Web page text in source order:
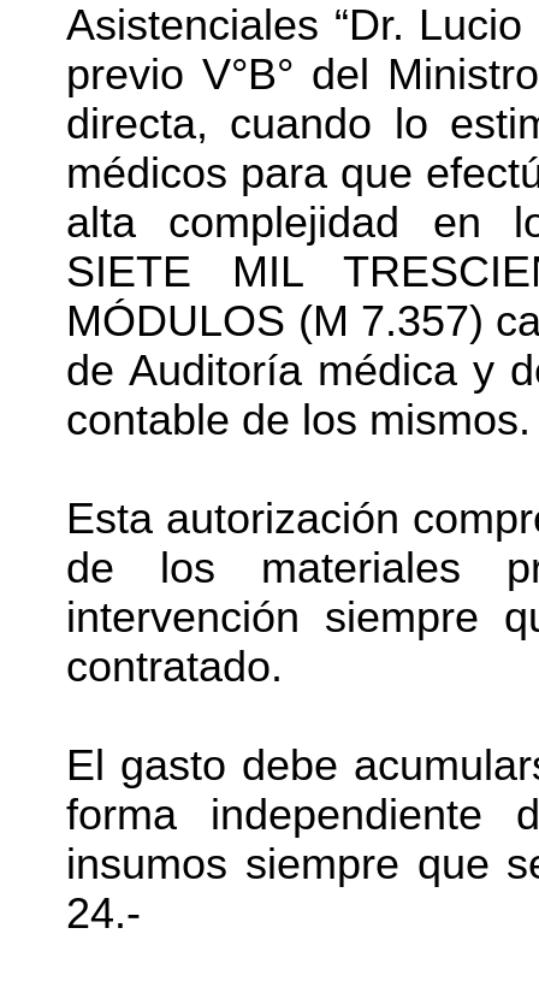
Asistenciales “Dr. Lucio
previo V°B° del
directa, cuando lo
médicos para que
alta complejidad en
SIETE MIL
MÓDULOS (M 7.357)
de Auditoría médica y
contable de los mismos.
Esta autorización
de los materiales
intervención siempre
contratado.
El gasto debe
forma
insumos siempre que
24.-